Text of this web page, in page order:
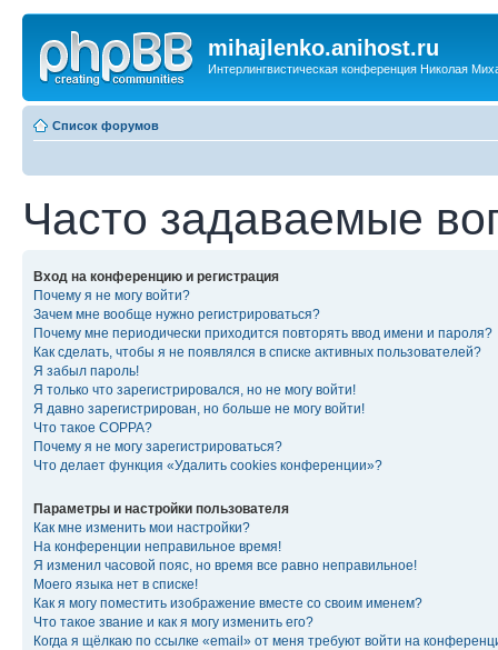
mihajlenko.anihost.ru
Интерлингвистическая конференция Николая
Список форумов
Часто задаваемые
Вход на конференцию и регистрация
Почему я не могу войти?
Зачем мне вообще нужно регистрироваться?
Почему мне периодически приходится повторять ввод имени и пароля?
Как сделать, чтобы я не появлялся в списке активных пользователей?
Я забыл пароль!
Я только что зарегистрировался, но не могу войти!
Я давно зарегистрирован, но больше не могу войти!
Что такое COPPA?
Почему я не могу зарегистрироваться?
Что делает функция «Удалить cookies конференции»?
Параметры и настройки пользователя
Как мне изменить мои настройки?
На конференции неправильное время!
Я изменил часовой пояс, но время все равно неправильное!
Моего языка нет в списке!
Как я могу поместить изображение вместе со своим именем?
Что такое звание и как я могу изменить его?
Когда я щёлкаю по ссылке «email» от меня требуют войти на